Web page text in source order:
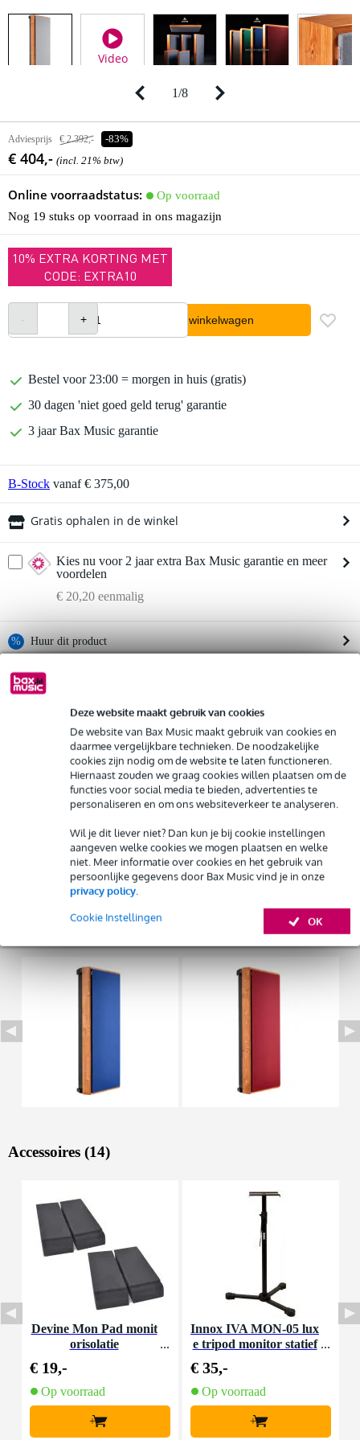
Deze website maakt gebruik van cookies
De website van Bax Music maakt gebruik van cookies en
daarmee vergelijkbare technieken. De noodzakelijke
cookies zijn nodig om de website te laten functioneren.
Hiernaast zouden we graag cookies willen plaatsen om de
functies voor social media te bieden, advertenties te
personaliseren en om ons websiteverkeer te analyseren.
Wil je dit liever niet? Dan kun je bij cookie instellingen
aangeven welke cookies we mogen plaatsen en welke
niet. Meer informatie over cookies en het gebruik van
persoonlijke gegevens door Bax Music vind je in onze
privacy policy.
OK
Cookie Instellingen
Video
1/8
Adviesprijs € 2.392,- -83%
€ 404,- (incl. 21% btw)
Online voorraadstatus:
Op voorraad
Nog 19 stuks op voorraad in ons magazijn
10% EXTRA KORTING MET
CODE: EXTRA10
In winkelwagen
Bestel voor 23:00 = morgen in huis (gratis)
30 dagen 'niet goed geld terug' garantie
3 jaar Bax Music garantie
B-Stock vanaf € 375,00
Gratis ophalen in de winkel
Kies nu voor 2 jaar extra Bax Music garantie en meer
voordelen
€ 20,20 eenmalig
% Huur dit product
Huur dit product al vanaf 29 euro per maand
Huur meerdere producten tegelijk: min. € 300,- en max.
€ 2.500,-
Gratisthuisbezorgd of op te halen in de winkel
Al na 4 maanden maandelijks opzegbaar
De mogelijkheid om je product(en) met korting te kopen
Snelle vervanging door Bax Music bij een defect
Huur dit product
Twijfel je of de
1200x600x260 mmbij je past? Doe de check.
Start de check
Productinformatie
Devine Aco Studio Trap
absorberend materiaal: gerecyled PET (OEKO-TEX)
Bekijk alle productspecificaties
Accessoires (14)
Devine Mon Pad monit
orisolatie
€ 19,-
Op voorraad
+
Innox IVA MON-05 lux
e tripod monitor statief
€ 35,-
Op voorraad
+